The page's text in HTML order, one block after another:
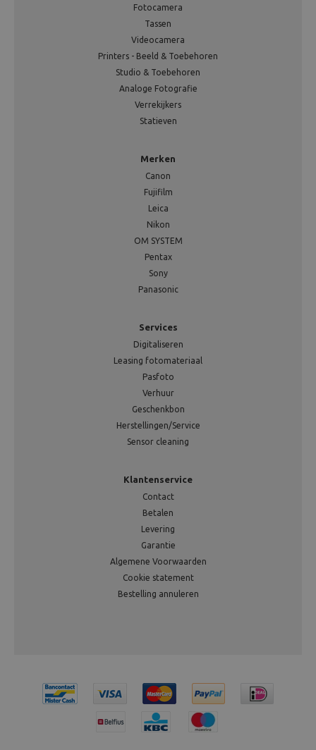
Fotocamera
Tassen
Videocamera
Printers - Beeld & Toebehoren
Studio & Toebehoren
Analoge Fotografie
Verrekijkers
Statieven
Merken
Canon
Fujifilm
Leica
Nikon
OM SYSTEM
Pentax
Sony
Panasonic
Services
Digitaliseren
Leasing fotomateriaal
Pasfoto
Verhuur
Geschenkbon
Herstellingen/Service
Sensor cleaning
Klantenservice
Contact
Betalen
Levering
Garantie
Algemene Voorwaarden
Cookie statement
Bestelling annuleren